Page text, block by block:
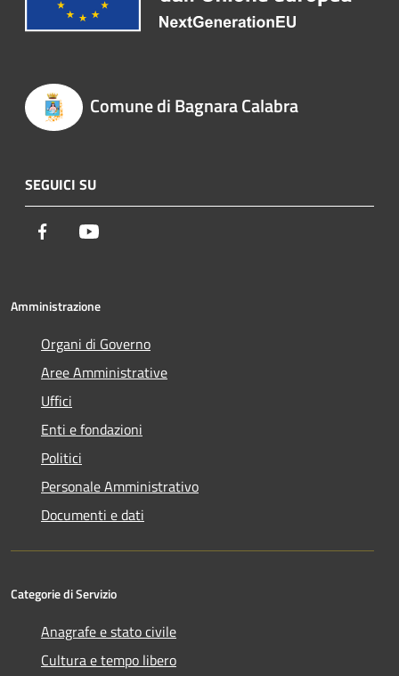
Comune di Bagnara Calabra
SEGUICI SU
Facebook
Amministrazione
Organi di Governo
Aree Amministrative
Uffici
Enti e fondazioni
Politici
Personale Amministrativo
Documenti e dati
Categorie di Servizio
Anagrafe e stato civile
Cultura e tempo libero